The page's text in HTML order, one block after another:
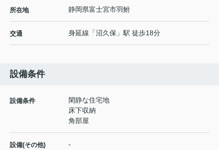
所在地 静岡県富士宮市羽鮒
交通 身延線 「沼久保 」駅 徒歩18分
設備条件
設備条件
閑静な住宅地
床下収納
角部屋
設備(その他) -